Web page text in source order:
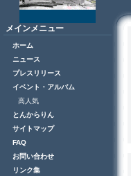
メインメニュー
ホーム
ニュース
プレスリリース
イベント・アルバム
高人気
とんからりん
サイトマップ
FAQ
お問い合わせ
リンク集